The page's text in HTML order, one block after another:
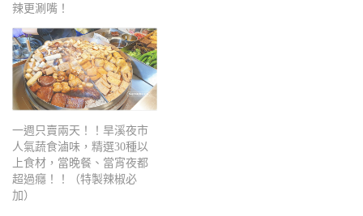
辣更涮嘴！
一週只賣兩天！！旱溪夜市
人氣蔬食滷味，精選30種以
上食材，當晚餐、當宵夜都
超過癮！！（特製辣椒必
加）